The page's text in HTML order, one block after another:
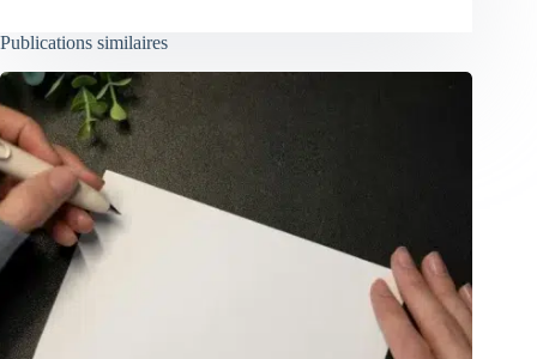
Publications similaires